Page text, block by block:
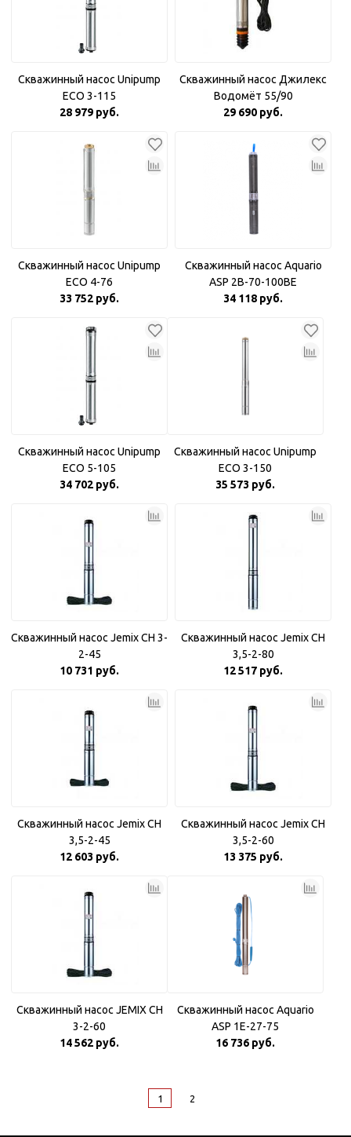
Скважинный насос Unipump
ECO 3-115
28 979 руб.
Скважинный насос Джилекс
Водомёт 55/90
29 690 руб.
Скважинный насос Unipump
ECO 4-76
33 752 руб.
Скважинный насос Aquario
ASP 2B-70-100BE
34 118 руб.
Скважинный насос Unipump
ECO 5-105
34 702 руб.
Скважинный насос Unipump
ECO 3-150
35 573 руб.
Скважинный насос Jemix CH 3-
2-45
10 731 руб.
Скважинный насос Jemix CH
3,5-2-80
12 517 руб.
Скважинный насос Jemix CH
3,5-2-45
12 603 руб.
Скважинный насос Jemix CH
3,5-2-60
13 375 руб.
Скважинный насос JEMIX CH
3-2-60
14 562 руб.
Скважинный насос Aquario
ASP 1E-27-75
16 736 руб.
1 2